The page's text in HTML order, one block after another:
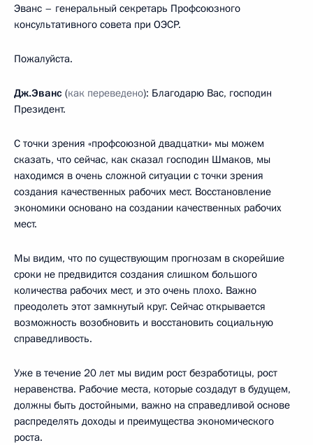
Эванс – генеральный секретарь Профсоюзного
консультативного совета при ОЭСР.
Пожалуйста.
Дж.Эванс (как переведено): Благодарю Вас, господин
Президент.
С точки зрения «профсоюзной двадцатки» мы можем
сказать, что сейчас, как сказал господин Шмаков, мы
находимся в очень сложной ситуации с точки зрения
создания качественных рабочих мест. Восстановление
экономики основано на создании качественных рабочих
мест.
Мы видим, что по существующим прогнозам в скорейшие
сроки не предвидится создания слишком большого
количества рабочих мест, и это очень плохо. Важно
преодолеть этот замкнутый круг. Сейчас открывается
возможность возобновить и восстановить социальную
справедливость.
Уже в течение 20 лет мы видим рост безработицы, рост
неравенства. Рабочие места, которые создадут в будущем,
должны быть достойными, важно на справедливой основе
распределять доходы и преимущества экономического
роста.